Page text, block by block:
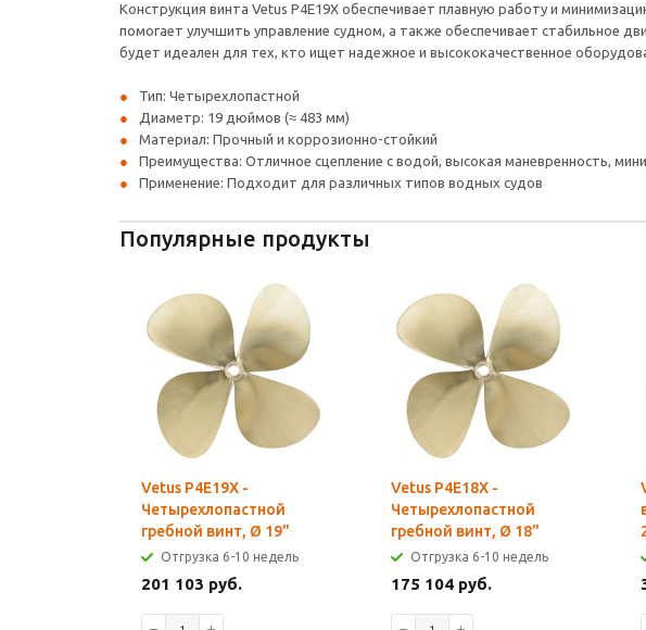
Конструкция винта Vetus P4E19X обеспечивает плавную работу и
помогает улучшить управление судном, а также обеспечивает стабильное
будет идеален для тех, кто ищет надежное и высококачественное
Тип: Четырехлопастной
Диаметр: 19 дюймов (≈ 483 мм)
Материал: Прочный и коррозионно-стойкий
Преимущества: Отличное сцепление с водой, высокая маневренность,
Применение: Подходит для различных типов водных судов
Популярные продукты
Vetus P4E19X -
Четырехлопастной
гребной винт, Ø 19"
Отгрузка 6-10 недель
201 103 руб.
Vetus P4E18X -
Четырехлопастной
гребной винт, Ø 18"
Отгрузка 6-10 недель
175 104 руб.